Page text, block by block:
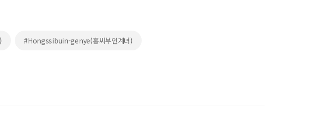
#Hongssibuin-genye(홍씨부인계녀)